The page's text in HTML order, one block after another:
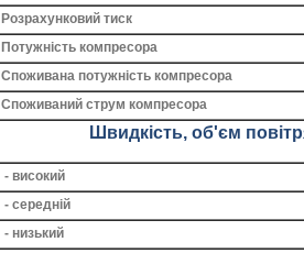
Розрахунковий тиск
Потужність компресора
Споживана потужність компресора
Споживаний струм компресора
Швидкість, об'єм
- високий
- середній
- низький